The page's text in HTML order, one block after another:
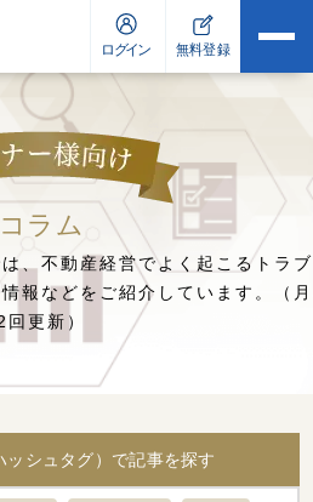
コラム
、不動産経営でよく起こるトラブ
報などをご紹介しています。（月
回更新）
ッシュタグ）で記事を探す